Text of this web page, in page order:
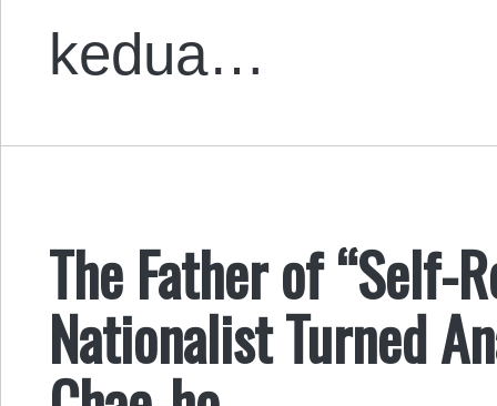
kedua…
The Father of “Self-
Nationalist Turned